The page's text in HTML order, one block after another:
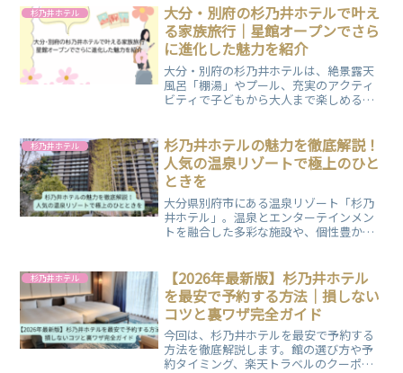
ご覧ください！
杉乃井ホテル
大分・別府の杉乃井ホテルで叶え
る家族旅行｜星館オープンでさら
に進化した魅力を紹介
大分・別府の杉乃井ホテルは、絶景露天
風呂「棚湯」やプール、充実のアクティ
ビティで子どもから大人まで楽しめる大
世代旅行にぴったり。モデルプランや周
辺観光も紹介！
杉乃井ホテル
杉乃井ホテルの魅力を徹底解説！
人気の温泉リゾートで極上のひと
ときを
大分県別府市にある温泉リゾート「杉乃
井ホテル」。温泉とエンターテインメン
トを融合した多彩な施設や、個性豊かな
行、ご友人との旅行にいかがですか？
杉乃井ホテル
【2026年最新版】杉乃井ホテル
を最安で予約する方法｜損しない
コツと裏ワザ完全ガイド
今回は、杉乃井ホテルを最安で予約する
方法を徹底解説します。館の選び方や予
約タイミング、楽天トラベルのクーポン